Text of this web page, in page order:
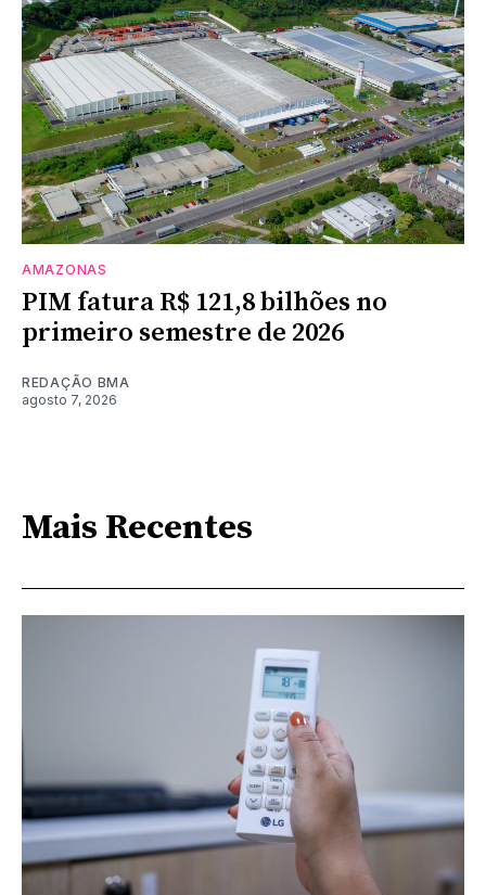
AMAZONAS
PIM fatura R$ 121,8 bilhões no
primeiro semestre de 2026
REDAÇÃO BMA
agosto 7, 2026
Mais Recentes